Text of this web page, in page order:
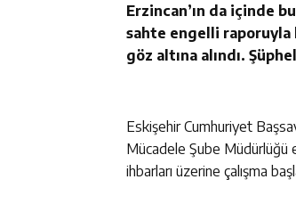
Erzincan’ın da içinde
sahte engelli raporuyla
göz altına alındı.
Eskişehir Cumhuriyet
Mücadele Şube Müdürlüğü
ihbarları üzerine çalışma